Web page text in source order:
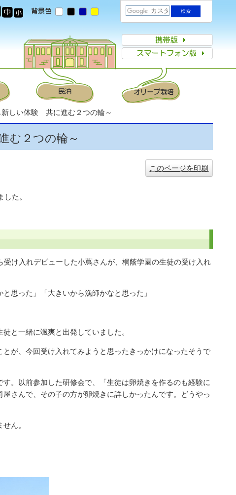
新しい体験 共に進む２つの輪～
む２つの輪～
このページを印刷
た。
け入れデビューした小蔦さんが、桐蔭学園の生徒の受け入れ
思った」「大きいから漁師かなと思った」
徒と一緒に颯爽と出発していました。
が、今回受け入れてみようと思ったきっかけになったそうで
。以前参加した研修会で、「生徒は卵焼きを作るのも経験に
さんで、その子の方が卵焼きに詳しかったんです。どうやっ
ん。